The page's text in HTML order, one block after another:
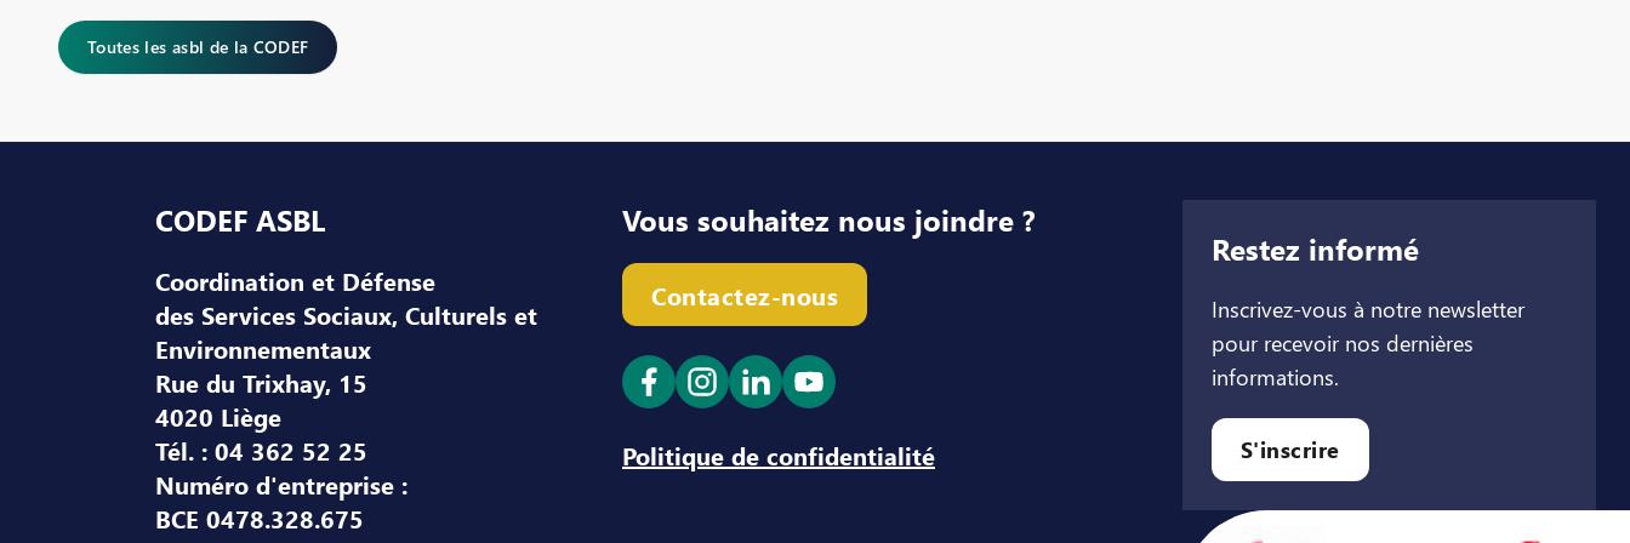
Toutes les asbl de la CODEF
Pied de page
CODEF ASBL
Coordination et Défense
des Services Sociaux, Culturels et
Environnementaux
Rue du Trixhay, 15
4020 Liège
Tél. : 04 362 52 25
Numéro d'entreprise :
BCE 0478.328.675
Vous souhaitez nous joindre ?
Contactez-nous
Ouvrir le lien dans un nouvel onglet
Ouvrir le lien dans un nouvel onglet
Ouvrir le lien dans un nouvel onglet
Ouvrir le lien dans un nouvel onglet
Politique de confidentialité
Restez informé
Inscrivez-vous à notre newsletter
pour recevoir nos dernières
informations.
S'inscrire
Avec le soutien de ...